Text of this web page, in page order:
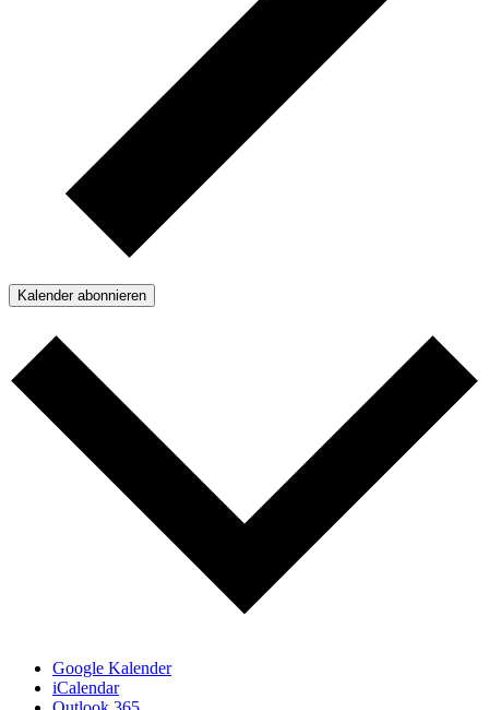
Kalender abonnieren
Google Kalender
iCalendar